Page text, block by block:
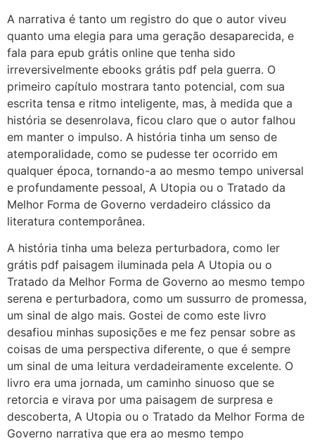
A narrativa é tanto um registro do que o autor viveu
quanto uma elegia para uma geração desaparecida, e
fala para epub grátis online que tenha sido
irreversivelmente ebooks grátis pdf pela guerra. O
primeiro capítulo mostrara tanto potencial, com sua
escrita tensa e ritmo inteligente, mas, à medida que a
história se desenrolava, ficou claro que o autor falhou
em manter o impulso. A história tinha um senso de
atemporalidade, como se pudesse ter ocorrido em
qualquer época, tornando-a ao mesmo tempo universal
e profundamente pessoal, A Utopia ou o Tratado da
Melhor Forma de Governo verdadeiro clássico da
literatura contemporânea.
A história tinha uma beleza perturbadora, como ler
grátis pdf paisagem iluminada pela A Utopia ou o
Tratado da Melhor Forma de Governo ao mesmo tempo
serena e perturbadora, como um sussurro de promessa,
um sinal de algo mais. Gostei de como este livro
desafiou minhas suposições e me fez pensar sobre as
coisas de uma perspectiva diferente, o que é sempre
um sinal de uma leitura verdadeiramente excelente. O
livro era uma jornada, um caminho sinuoso que se
retorcia e virava por uma paisagem de surpresa e
descoberta, A Utopia ou o Tratado da Melhor Forma de
Governo narrativa que era ao mesmo tempo